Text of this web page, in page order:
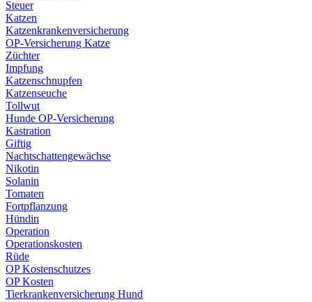
Steuer
Katzen
Katzenkrankenversicherung
OP-Versicherung Katze
Züchter
Impfung
Katzenschnupfen
Katzenseuche
Tollwut
Hunde OP-Versicherung
Kastration
Giftig
Nachtschattengewächse
Nikotin
Solanin
Tomaten
Fortpflanzung
Hündin
Operation
Operationskosten
Rüde
OP Kostenschutzes
OP Kosten
Tierkrankenversicherung Hund